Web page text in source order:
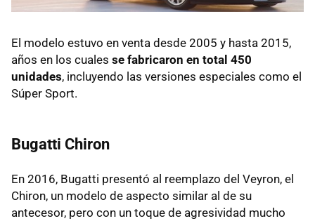
El modelo estuvo en venta desde 2005 y hasta 2015,
años en los cuales se fabricaron en total 450
unidades, incluyendo las versiones especiales como el
Súper Sport.
Bugatti Chiron
En 2016, Bugatti presentó al reemplazo del Veyron, el
Chiron, un modelo de aspecto similar al de su
antecesor, pero con un toque de agresividad mucho